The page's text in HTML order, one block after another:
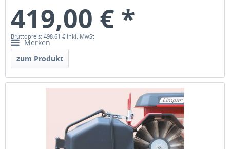
419,00 € *
Bruttopreis: 498,61 € inkl. MwSt
Merken
zum Produkt